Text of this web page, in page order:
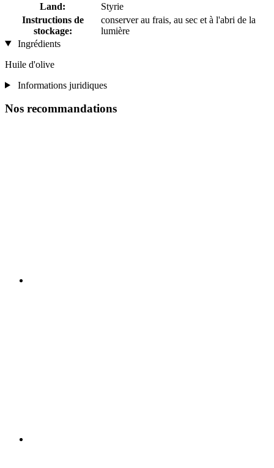
Land:
Styrie
Instructions de
stockage:
conserver au frais, au sec et à l'abri de la
lumière
Ingrédients
Huile d'olive
Informations juridiques
Nos recommandations